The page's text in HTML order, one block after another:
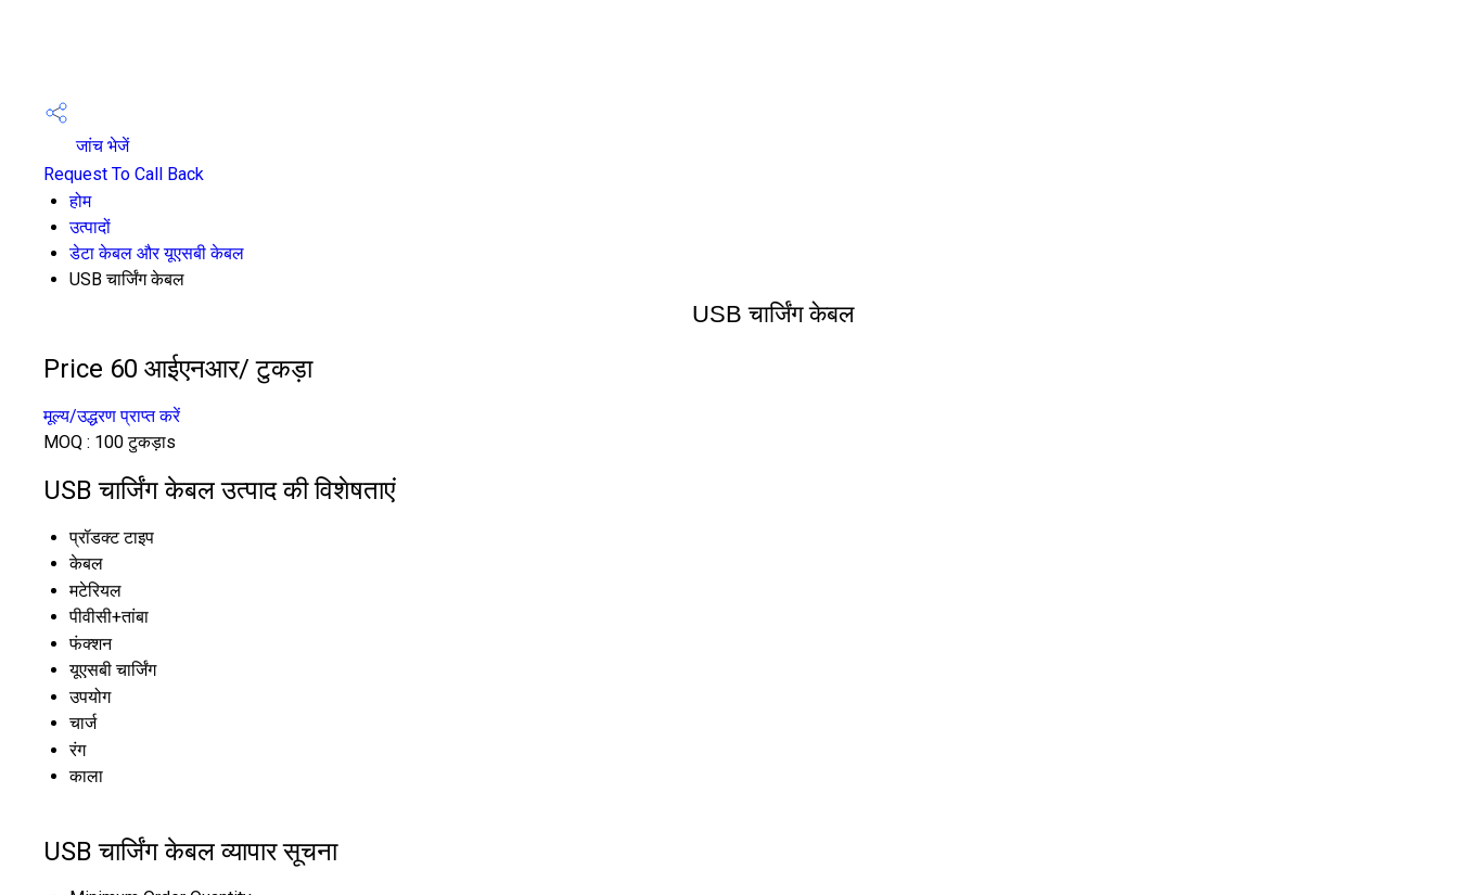
जांच भेजें
Request To Call Back
होम
उत्पादों
डेटा केबल और यूएसबी केबल
USB चार्जिंग केबल
USB चार्जिंग केबल
Price 60 आईएनआर/ टुकड़ा
मूल्य/उद्धरण प्राप्त करें
MOQ : 100 टुकड़ाs
USB चार्जिंग केबल उत्पाद की विशेषताएं
प्रॉडक्ट टाइप
केबल
मटेरियल
पीवीसी+तांबा
फंक्शन
यूएसबी चार्जिंग
उपयोग
चार्ज
रंग
काला
USB चार्जिंग केबल व्यापार सूचना